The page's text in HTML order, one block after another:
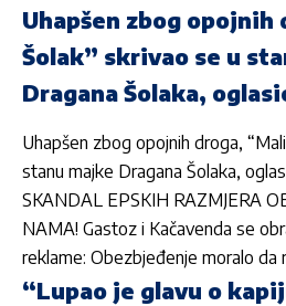
Uhapšen zbog opojnih
Šolak” skrivao se u
Dragana Šolaka,
Uhapšen zbog opojnih droga,
stanu majke Dragana Šolaka,
SKANDAL EPSKIH RAZMJERA
NAMA! Gastoz i Kačavenda se
reklame: Obezbjeđenje moralo da
“Lupao je glavu o